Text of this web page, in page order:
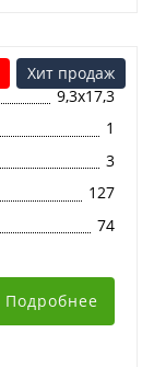
Хит продаж
9,3х17,3
1
3
127
74
Подробнее